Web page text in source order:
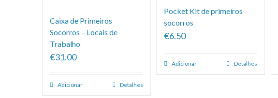
Caixa de Primeiros
Socorros – Locais de
Trabalho
€31.00
Adicionar Detalhes
Pocket Kit de primeiros
socorros
€6.50
Adicionar Detalhes